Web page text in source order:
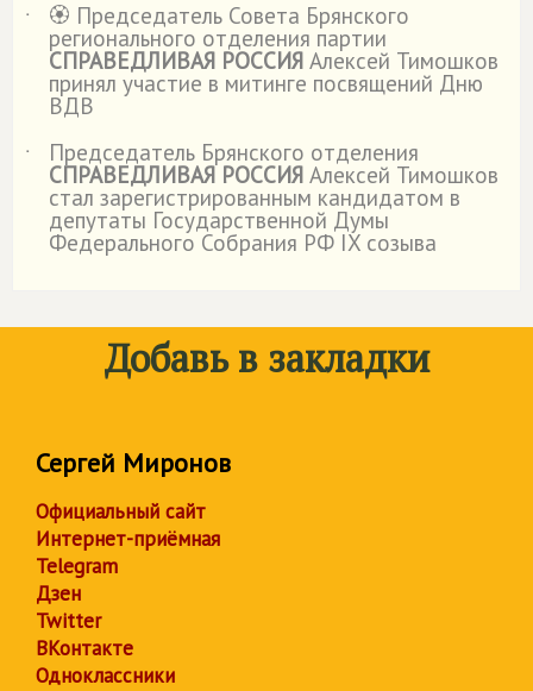
˙
🏵️ Председатель Совета Брянского
регионального отделения партии
СПРАВЕДЛИВАЯ РОССИЯ Алексей Тимошков
принял участие в митинге посвящений Дню
ВДВ
˙
Председатель Брянского отделения
СПРАВЕДЛИВАЯ РОССИЯ Алексей Тимошков
стал зарегистрированным кандидатом в
депутаты Государственной Думы
Федерального Собрания РФ IX созыва
Добавь в закладки
Сергей Миронов
Официальный сайт
Интернет-приёмная
Telegram
Дзен
Twitter
ВКонтакте
Одноклассники